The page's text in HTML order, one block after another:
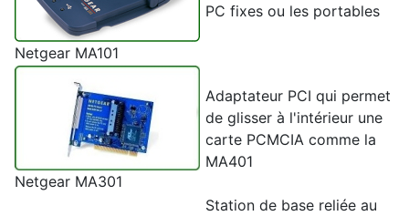
Netgear MA101
PC fixes ou les portables
Netgear MA301
Adaptateur PCI qui permet
de glisser à l'intérieur une
carte PCMCIA comme la
MA401
Station de base reliée au